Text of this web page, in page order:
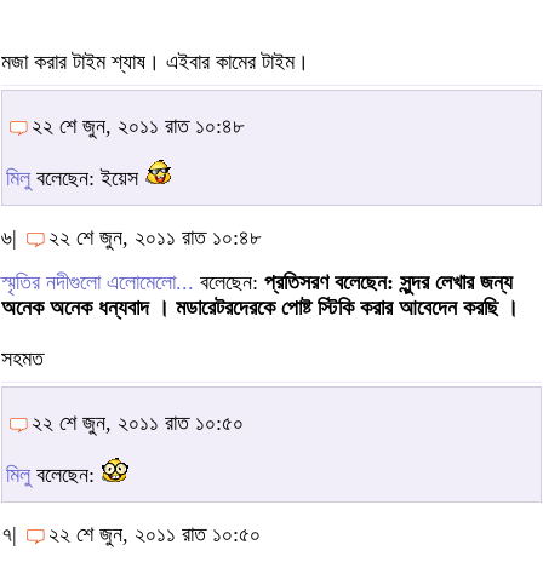
মজা করার টাইম শ্যাষ। এইবার কামের টাইম।
২২ শে জুন, ২০১১ রাত ১০:৪৮
মিলু বলেছেন: ইয়েস
৬|
২২ শে জুন, ২০১১ রাত ১০:৪৮
স্মৃতির নদীগুলো এলোমেলো... বলেছেন: প্রতিসরণ বলেছেন: সুন্দর লেখার জন্য
অনেক অনেক ধন্যবাদ । মডারেটরদেরকে পোষ্ট স্টিকি করার আবেদেন করছি ।
সহমত
২২ শে জুন, ২০১১ রাত ১০:৫০
মিলু বলেছেন:
৭| ২২ শে জুন, ২০১১ রাত ১০:৫০